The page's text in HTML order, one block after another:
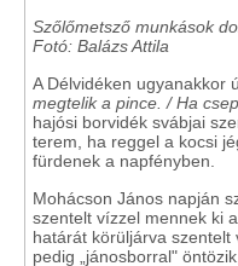
Szőlőmetsző munkások
Fotó: Balázs Attila
A Délvidéken ugyanakkor
megtelik a pince. / Ha
hajósi borvidék svábjai
terem, ha reggel a kocsi
fürdenek a napfényben.
Mohácson János napján
szentelt vízzel mennek ki
határát körüljárva
pedig „jánosborral"